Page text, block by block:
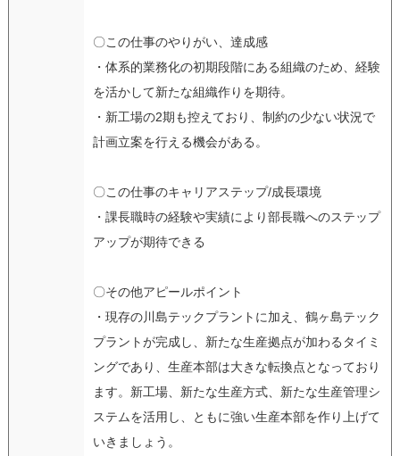
〇この仕事のやりがい、達成感
・体系的業務化の初期段階にある組織のため、経験
を活かして新たな組織作りを期待。
・新工場の2期も控えており、制約の少ない状況で
計画立案を行える機会がある。
〇この仕事のキャリアステップ/成長環境
・課長職時の経験や実績により部長職へのステップ
アップが期待できる
〇その他アピールポイント
・現存の川島テックプラントに加え、鶴ヶ島テック
プラントが完成し、新たな生産拠点が加わるタイミ
ングであり、生産本部は大きな転換点となっており
ます。新工場、新たな生産方式、新たな生産管理シ
ステムを活用し、ともに強い生産本部を作り上げて
いきましょう。